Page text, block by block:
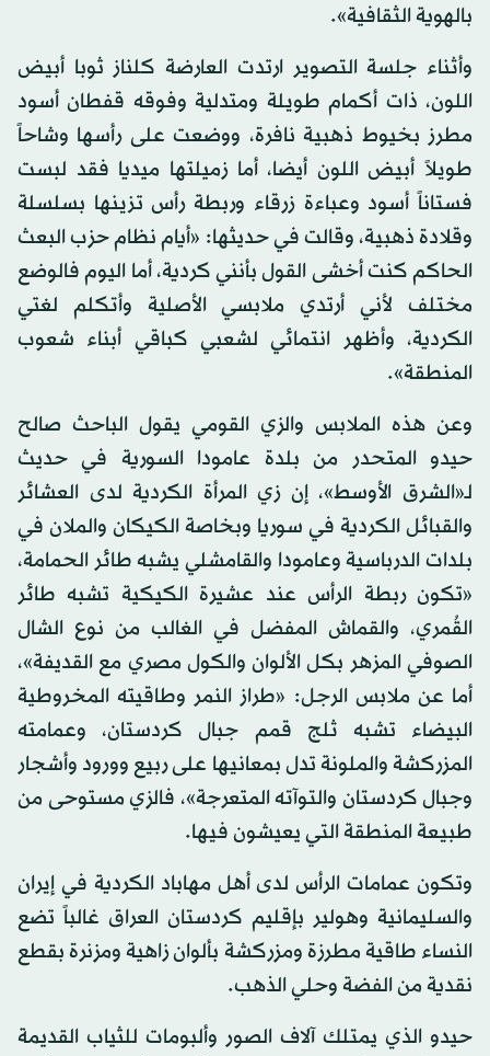
بالهوية الثقافية».
وأثناء جلسة التصوير ارتدت العارضة كلناز ثوبا أبيض
اللون، ذات أكمام طويلة ومتدلية وفوقه قفطان أسود
مطرز بخيوط ذهبية نافرة، ووضعت على رأسها وشاحاً
طويلاً أبيض اللون أيضا، أما زميلتها ميديا فقد لبست
فستاناً أسود وعباءة زرقاء وربطة رأس تزينها بسلسلة
وقلادة ذهبية، وقالت في حديثها: «أيام نظام حزب البعث
الحاكم كنت أخشى القول بأنني كردية، أما اليوم فالوضع
مختلف لأني أرتدي ملابسي الأصلية وأتكلم لغتي
الكردية، وأظهر انتمائي لشعبي كباقي أبناء شعوب
المنطقة».
وعن هذه الملابس والزي القومي يقول الباحث صالح
حيدو المتحدر من بلدة عامودا السورية في حديث
لـ«الشرق الأوسط»، إن زي المرأة الكردية لدى العشائر
والقبائل الكردية في سوريا وبخاصة الكيكان والملان في
بلدات الدرباسية وعامودا والقامشلي يشبه طائر الحمامة،
«تكون ربطة الرأس عند عشيرة الكيكية تشبه طائر
القُمري، والقماش المفضل في الغالب من نوع الشال
الصوفي المزهر بكل الألوان والكول مصري مع القديفة»،
أما عن ملابس الرجل: «طراز النمر وطاقيته المخروطية
البيضاء تشبه ثلج قمم جبال كردستان، وعمامته
المزركشة والملونة تدل بمعانيها على ربيع وورود وأشجار
وجبال كردستان والتوآته المتعرجة»، فالزي مستوحى من
طبيعة المنطقة التي يعيشون فيها.
وتكون عمامات الرأس لدى أهل مهاباد الكردية في إيران
والسليمانية وهولير بإقليم كردستان العراق غالباً تضع
النساء طاقية مطرزة ومزركشة بألوان زاهية ومزنرة بقطع
نقدية من الفضة وحلي الذهب.
حيدو الذي يمتلك آلاف الصور وألبومات للثياب القديمة